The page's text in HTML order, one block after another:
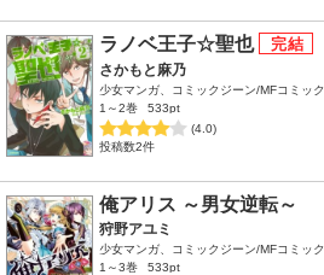
ラノベ王子☆聖也
さかもと麻乃
少女マンガ、コミックジーン/MFコミッ
1～2巻
533pt
(4.0)
投稿数2件
俺アリス ～男女逆転～
狩野アユミ
少女マンガ、コミックジーン/MFコミッ
1～3巻
533pt